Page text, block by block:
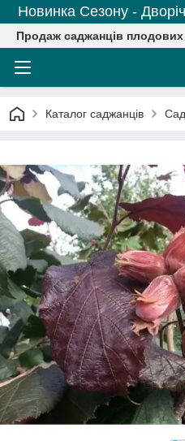
Новинка Сезону -
Продаж саджанців
Каталог саджанців